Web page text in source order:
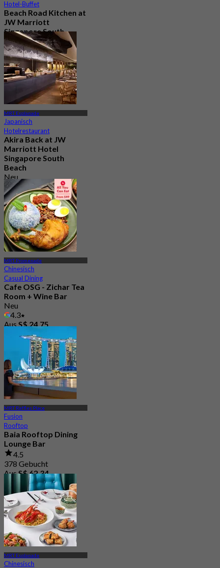
Hotel-Buffet
Beach Road Kitchen at
JW Marriott
Singapore South
Beach
5.0
247 Gebucht
AusS$ 78
MRT Esplanade
Japanisch
Hotelrestaurant
Akira Back at JW
Marriott Hotel
Singapore South
Beach
Neu
4.4
AusS$ 94
MRT Promenade
Chinesisch
Casual Dining
Cafe OSG - Zichar Tea
Room + Wine Bar
Neu
4.3
Aus S$ 24.75
MRT Raffles Place
Fusion
Rooftop
Baia Rooftop Dining
Lounge Bar
4.5
378 Gebucht
AusS$ 62.34
MRT Esplanade
Chinesisch